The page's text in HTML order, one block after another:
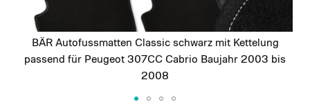
BÄR Autofussmatten Classic schwarz mit Kettelung
passend für Peugeot 307CC Cabrio Baujahr 2003 bis
2008